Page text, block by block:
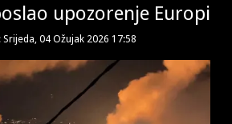
upozorenje Europi
04 Ožujak 2026 17:58